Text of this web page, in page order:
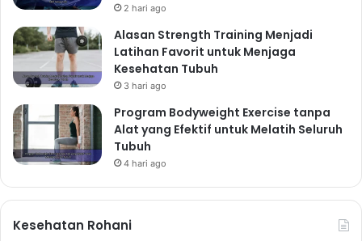
2 hari ago
Alasan Strength Training Menjadi
Latihan Favorit untuk Menjaga
Kesehatan Tubuh
3 hari ago
Program Bodyweight Exercise tanpa
Alat yang Efektif untuk Melatih Seluruh
Tubuh
4 hari ago
Kesehatan Rohani